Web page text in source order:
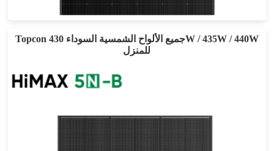
ضمان الطاقة لمدة 25 عامًا
Topcon جميع الألواح الشمسية السوداء 430W / 435W / 440W
للمنزل